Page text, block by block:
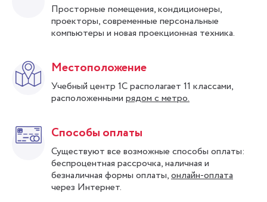
Просторные помещения, кондиционеры,
проекторы, современные персональные
компьютеры и новая проекционная техника.
Местоположение
Учебный центр 1С располагает 11 классами,
расположенными рядом с метро.
Способы оплаты
Существуют все возможные способы оплаты:
беспроцентная рассрочка, наличная и
безналичная формы оплаты,онлайн-оплата
через Интернет.